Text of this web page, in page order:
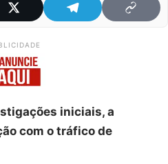
iniciais, a
com o tráfico de